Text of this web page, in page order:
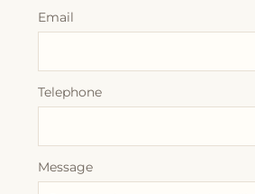
Email
Telephone
Message